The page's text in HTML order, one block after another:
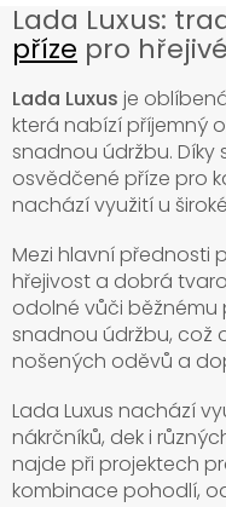
Lada Luxus:
příze pro
Lada Luxus je
která nabízí příjemný
snadnou údržbu.
osvědčené příze pro
nachází využití u
Mezi hlavní přednosti
hřejivost a dobrá
odolné vůči
snadnou údržbu, což
nošených oděvů a
Lada Luxus nachází
nákrčníků, dek i
najde při projektech
kombinace pohodlí,